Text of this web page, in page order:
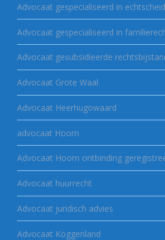
Advocaat gespecialiseerd in
Advocaat gespecialiseerd in
Advocaat gesubsidieerde
Advocaat Grote Waal
Advocaat Heerhugowaard
advocaat Hoorn
Advocaat Hoorn ontbinding
Advocaat huurrecht
Advocaat juridisch advies
Advocaat Koggenland